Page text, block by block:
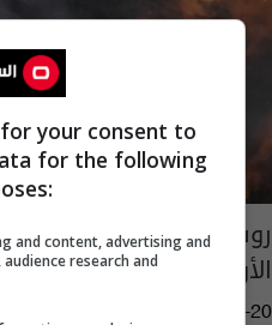
روسيا تكشف حصيلة
الأوكرانية
17:36 | 2024-02-20
your consent to
for the following
and content, advertising and
research and